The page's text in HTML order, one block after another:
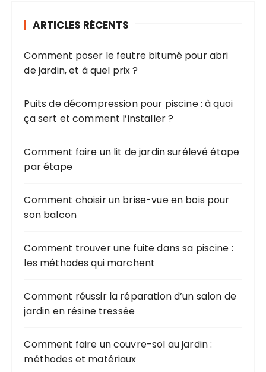
ARTICLES RÉCENTS
Comment poser le feutre bitumé pour abri
de jardin, et à quel prix ?
Puits de décompression pour piscine : à quoi
ça sert et comment l’installer ?
Comment faire un lit de jardin surélevé étape
par étape
Comment choisir un brise-vue en bois pour
son balcon
Comment trouver une fuite dans sa piscine :
les méthodes qui marchent
Comment réussir la réparation d’un salon de
jardin en résine tressée
Comment faire un couvre-sol au jardin :
méthodes et matériaux